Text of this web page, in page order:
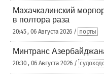
Махачкалинский
в полтора раза
20:45 , 06 Августа 2026 / порты
Минтранс
20:30 , 06 Августа 2026 /